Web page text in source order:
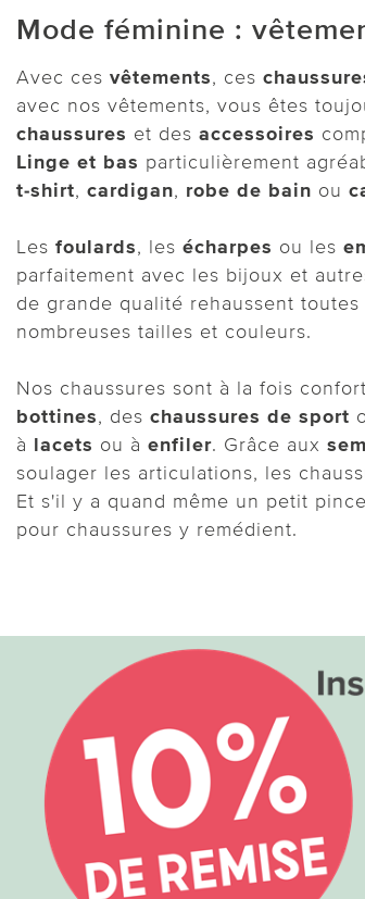
Mode féminine :
Avec ces vêtements, ces
avec nos vêtements, vous êtes
chaussures et des accessoires
Linge et bas particulièrement
t-shirt, cardigan, robe de bain ou
Les foulards, les écharpes ou les
parfaitement avec les bijoux et
de grande qualité rehaussent
nombreuses tailles et couleurs.
Nos chaussures sont à la fois
bottines, des chaussures de sport
à lacets ou à enfiler. Grâce aux
soulager les articulations, les
Et s'il y a quand même un petit
pour chaussures y remédient.